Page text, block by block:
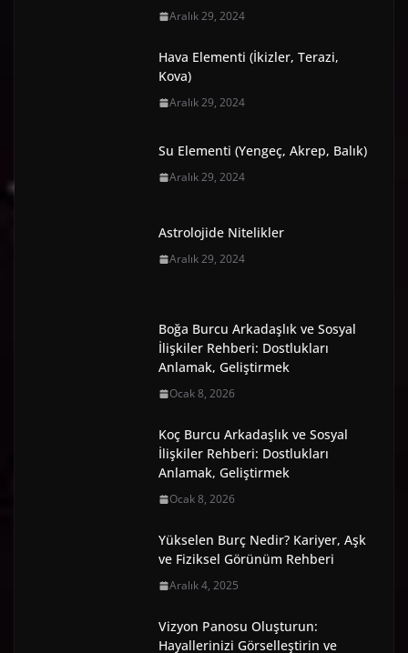
Aralık 29, 2024
Hava Elementi (İkizler, Terazi,
Kova)
Aralık 29, 2024
Su Elementi (Yengeç, Akrep, Balık)
Aralık 29, 2024
Astrolojide Nitelikler
Aralık 29, 2024
Boğa Burcu Arkadaşlık ve Sosyal
İlişkiler Rehberi: Dostlukları
Anlamak, Geliştirmek
Ocak 8, 2026
Koç Burcu Arkadaşlık ve Sosyal
İlişkiler Rehberi: Dostlukları
Anlamak, Geliştirmek
Ocak 8, 2026
Yükselen Burç Nedir? Kariyer, Aşk
ve Fiziksel Görünüm Rehberi
Aralık 4, 2025
Vizyon Panosu Oluşturun:
Hayallerinizi Görselleştirin ve